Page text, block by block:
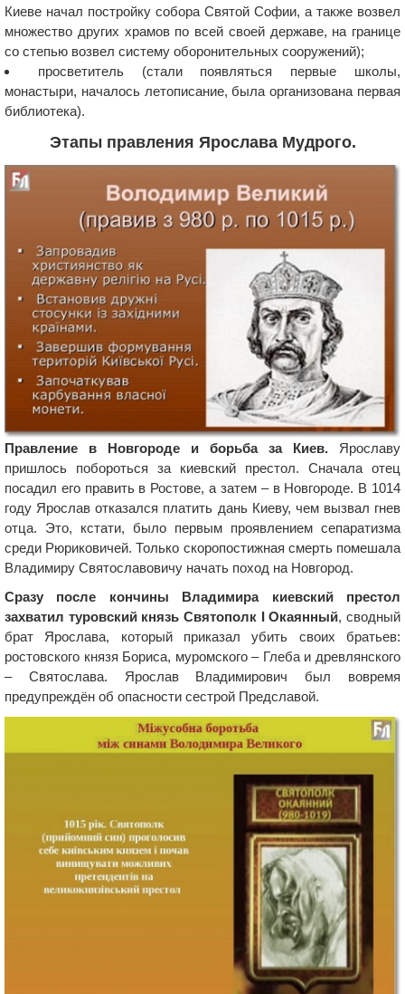
Киеве начал постройку собора Святой Софии, а также возвел
множество других храмов по всей своей державе, на границе
со степью возвел систему оборонительных сооружений);
просветитель (стали появляться первые школы,
монастыри, началось летописание, была организована первая
библиотека).
Этапы правления Ярослава Мудрого.
Правление в Новгороде и борьба за Киев. Ярославу
пришлось побороться за киевский престол. Сначала отец
посадил его править в Ростове, а затем – в Новгороде. В 1014
году Ярослав отказался платить дань Киеву, чем вызвал гнев
отца. Это, кстати, было первым проявлением сепаратизма
среди Рюриковичей. Только скоропостижная смерть помешала
Владимиру Святославовичу начать поход на Новгород.
Сразу после кончины Владимира киевский престол
захватил туровский князь Святополк I Окаянный, сводный
брат Ярослава, который приказал убить своих братьев:
ростовского князя Бориса, муромского – Глеба и древлянского
– Святослава. Ярослав Владимирович был вовремя
предупреждён об опасности сестрой Предславой.